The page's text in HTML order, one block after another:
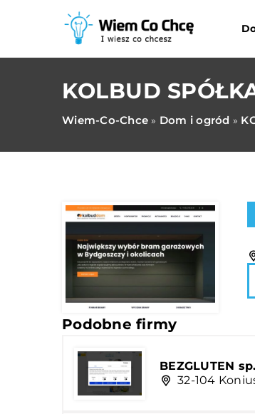
KOLBUD
Wiem-Co-Chce » Dom i ogród »
Podobne firmy
BEZGLUTEN
32-104